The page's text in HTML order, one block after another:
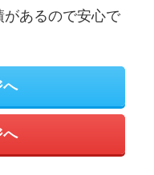
あるので安心で
へ
へ